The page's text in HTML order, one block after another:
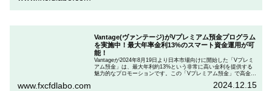
Vantage(ヴァンテージ)がVプレミアム預金プログラム
を実施中！最大年率金利13%のスマート資金運用が可
能！
Vantageが2024年8月19日より日本市場向けに開始した「Vプレミ
アム預金」は、最大年利約13%という非常に高い金利を提供する
魅力的なプロモーションです。この「Vプレミアム預金」で高金利
「Vプレミアム預金」を行いたい人は、この記事をしっかりと読ん
www.fxcfdlabo.com 2024.12.15